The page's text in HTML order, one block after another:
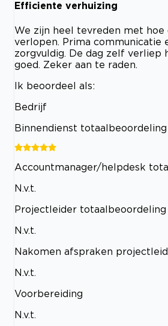
Efficiente verhuizing
We zijn heel tevreden met hoe
verlopen. Prima communicatie
zorgvuldig. De dag zelf verliep
goed. Zeker aan te raden.
Ik beoordeel als:
Bedrijf
Binnendienst totaalbeoordeling
Accountmanager/helpdesk
N.v.t.
Projectleider totaalbeoordeling
N.v.t.
Nakomen afspraken
N.v.t.
Voorbereiding
N.v.t.